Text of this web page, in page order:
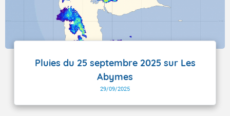
Pluies du 25 septembre 2025 sur Les
Abymes
29/09/2025